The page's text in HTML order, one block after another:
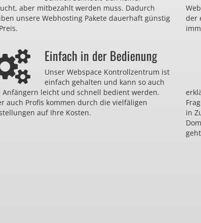
aber mitbezahlt werden muss. Dadurch
unsere Webhosting Pakete dauerhaft günstig
der
Einfach in der Bedienung
Unser Webspace Kontrollzentrum ist
einfach gehalten und kann so auch
Anfängern leicht und schnell bedient werden.
auch Profis kommen durch die vielfäligen
auf Ihre Kosten.
in